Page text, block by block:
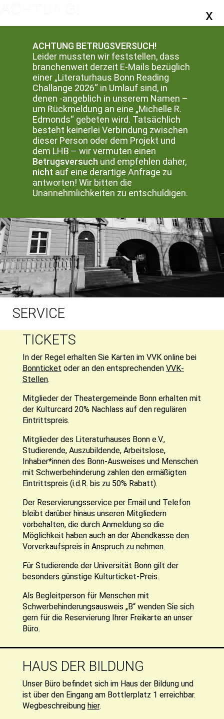
SERVICE
TICKETS
In der Regel erhalten Sie Karten im VVK online bei
Bonnticket oder an den entsprechenden VVK-
Stellen.
Mitglieder der Theatergemeinde Bonn erhalten mit
der Kulturcard 20% Nachlass auf den regulären
Eintrittspreis.
Mitglieder des Literaturhauses Bonn e.V.,
Studierende, Auszubildende, Arbeitslose,
Inhaber*innen des Bonn-Ausweises und Menschen
mit Schwerbehinderung zahlen den ermäßigten
Eintrittspreis (i.d.R. bis zu 50% Rabatt).
Der Reservierungsservice per Email und Telefon
bleibt darüber hinaus unseren Mitgliedern
vorbehalten, die durch Anmeldung so die
Möglichkeit haben auch an der Abendkasse den
Vorverkaufspreis in Anspruch zu nehmen.
Für Studierende der Universität Bonn gilt der
besonders günstige Kulturticket-Preis.
Als Begleitperson für Menschen mit
Schwerbehinderungsausweis „B“ wenden Sie sich
gern für die Reservierung Ihrer Freikarte an unser
Büro.
HAUS DER BILDUNG
Unser Büro befindet sich im Haus der Bildung und
ist über den Eingang am Bottlerplatz 1 erreichbar.
Wegbeschreibung hier.
ACHTUNG BETRUGSVERSUCH!
Leider mussten wir feststellen, dass
branchenweit derzeit E-Mails bezüglich
einer „Literaturhaus Bonn Reading
Challange 2026“ in Umlauf sind, in
denen -angeblich in unserem Namen –
um Rückmeldung an eine „Michelle R.
Edmonds“ gebeten wird. Tatsächlich
besteht keinerlei Verbindung zwischen
dieser Person oder dem Projekt und
dem LHB – wir vermuten einen
Betrugsversuch und empfehlen daher,
nicht auf eine derartige Anfrage zu
antworten! Wir bitten die
Unannehmlichkeiten zu entschuldigen.